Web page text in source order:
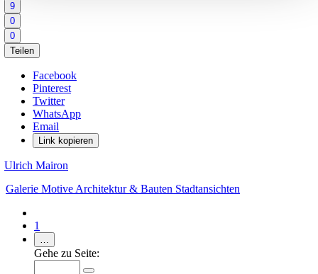
9
0
0
Teilen
Facebook
Pinterest
Twitter
WhatsApp
Email
Link kopieren
Ulrich Mairon
Galerie Motive Architektur & Bauten Stadtansichten
1
…
Gehe zu Seite: